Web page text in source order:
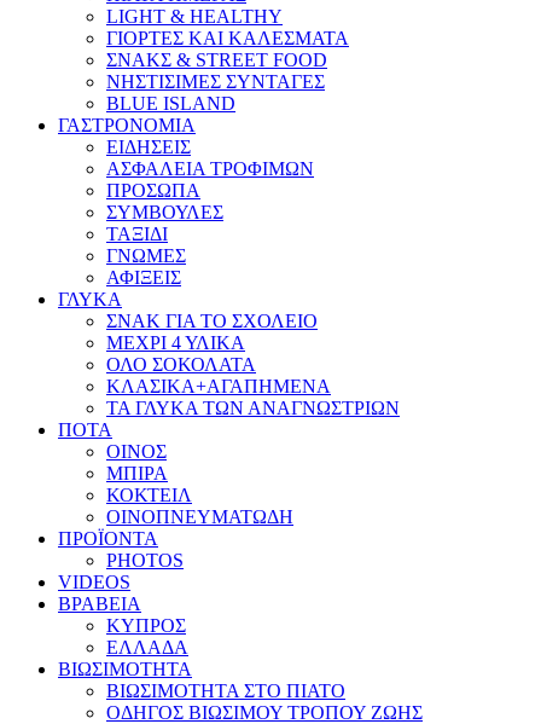
LIGHT & HEALTHY
ΓΙΟΡΤΕΣ ΚΑΙ ΚΑΛΕΣΜΑΤΑ
ΣΝΑΚΣ & STREET FOOD
ΝΗΣΤΙΣΙΜΕΣ ΣΥΝΤΑΓΕΣ
BLUE ISLAND
ΓΑΣΤΡΟΝΟΜΙΑ
ΕΙΔΗΣΕΙΣ
ΑΣΦΑΛΕΙΑ ΤΡΟΦΙΜΩΝ
ΠΡΟΣΩΠΑ
ΣΥΜΒΟΥΛΕΣ
ΤΑΞΙΔΙ
ΓΝΩΜΕΣ
ΑΦΙΞΕΙΣ
ΓΛΥΚΑ
ΣΝΑΚ ΓΙΑ ΤΟ ΣΧΟΛΕΙΟ
ΜΕΧΡΙ 4 ΥΛΙΚΑ
ΟΛΟ ΣΟΚΟΛΑΤΑ
ΚΛΑΣΙΚΑ+ΑΓΑΠΗΜΕΝΑ
ΤΑ ΓΛΥΚΑ ΤΩΝ ΑΝΑΓΝΩΣΤΡΙΩΝ
ΠΟΤΑ
ΟΙΝΟΣ
ΜΠΙΡΑ
ΚΟΚΤΕΙΛ
ΟΙΝΟΠΝΕΥΜΑΤΩΔΗ
ΠΡΟΪΟΝΤΑ
PHOTOS
VIDEOS
ΒΡΑΒΕΙΑ
ΚΥΠΡΟΣ
ΕΛΛΑΔΑ
ΒΙΩΣΙΜΟΤΗΤΑ
ΒΙΩΣΙΜΟΤΗΤΑ ΣΤΟ ΠΙΑΤΟ
ΟΔΗΓΟΣ ΒΙΩΣΙΜΟΥ ΤΡΟΠΟΥ ΖΩΗΣ